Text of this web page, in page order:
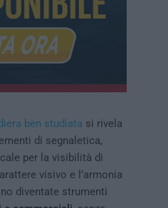
ben studiata si rivela
di segnaletica,
per la visibilità di
visivo e l’armonia
diventate strumenti